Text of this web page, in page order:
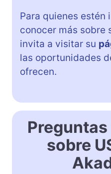
Para quienes estén
conocer más sobre
invita a visitar su
las oportunidades
ofrecen.
sobre